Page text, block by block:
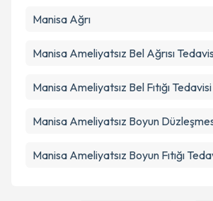
Manisa Ağrı
Manisa Ameliyatsız Bel Ağrısı
Manisa Ameliyatsız Bel Fıtığı Tedavisi
Manisa Ameliyatsız Boyun
Manisa Ameliyatsız Boyun Fıtığı